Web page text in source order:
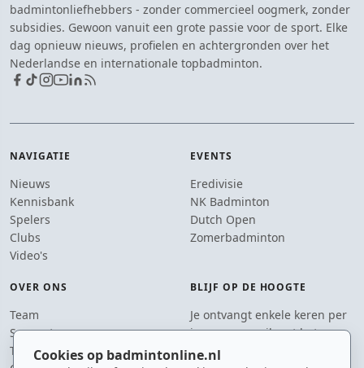
Cookies op badmintonline.nl
badmintonliefhebbers - zonder commercieel oogmerk, zonder
subsidies. Gewoon vanuit een grote passie voor de sport. Elke
dag opnieuw nieuws, profielen en achtergronden over het
Nederlandse en internationale topbadminton.
NAVIGATIE
Nieuws
Kennisbank
Spelers
Clubs
Video's
EVENTS
Eredivisie
NK Badminton
Dutch Open
Zomerbadminton
OVER ONS
Team
Supporters
Tip de redactie
BLIJF OP DE HOOGTE
Je ontvangt enkele keren per
jaar een e-mail met het
laatste badmintonnieuws.